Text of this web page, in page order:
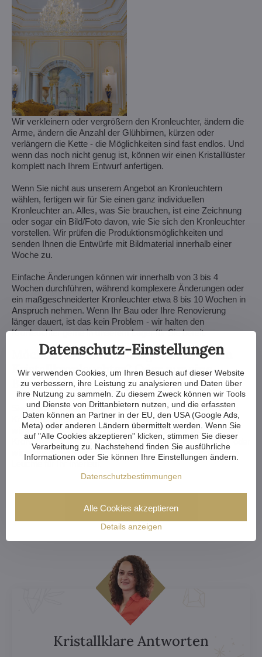
Wir verkleinern oder vergrößern den Kronleuchter, ändern die
Arme, ändern die Anzahl der Glühbirnen, kürzen oder
verlängern die Kette - die Möglichkeiten sind fast endlos. Und
wenn das noch nicht genug ist, können wir einen Kristalllüster
komplett nach Ihrem Entwurf anfertigen.
Wenn Sie nicht aus unserem Angebot an Kronleuchtern
wählen, fertigen wir für Sie einen ganz individuellen
Kronleuchter an. Alles, was Sie brauchen, ist eine Zeichnung
oder sogar ein Bild/Foto davon, wie Sie sich den Kronleuchter
vorstellen. Wir prüfen die Produktionsmöglichkeiten und
senden Ihnen die Entwürfe mit Bildmaterial innerhalb einer
Woche zu.
Einfache Änderungen können wir innerhalb von 3 bis 4
Wochen durchführen, während komplexere Änderungen oder
ein maßgeschneiderter Kronleuchter etwa 8 bis 10 Wochen in
Anspruch nehmen. Wenn Ihr Bau oder Ihre Renovierung
länger dauert, ist das kein Problem - wir halten den
Kronleuchter gerne in unserem Lager für Sie bereit.
Möchten Sie einen maßgeschneiderten
Kristallkronleuchter? Oder nur eine
Beratung?
Sie sind Architekt, Designer oder auf der Suche nach einem
Kristalllüster für Ihr eigenes Zuhause, lassen Sie es uns
wissen. Wir beraten Sie gerne bei der Auswahl des richtigen
Kronleuchters und den Möglichkeiten, ihn zu modifizieren, oder
wir entwerfen gemeinsam mit Ihnen einemaßgeschneiderte
Mehr hier
Kristallklare Antworten
Datenschutz-Einstellungen
Wir verwenden Cookies, um Ihren Besuch auf dieser Website
zu verbessern, ihre Leistung zu analysieren und Daten über
ihre Nutzung zu sammeln. Zu diesem Zweck können wir Tools
und Dienste von Drittanbietern nutzen, und die erfassten
Daten können an Partner in der EU, den USA (Google Ads,
Meta) oder anderen Ländern übermittelt werden. Wenn Sie
auf "Alle Cookies akzeptieren" klicken, stimmen Sie dieser
Verarbeitung zu. Nachstehend finden Sie ausführliche
Informationen oder Sie können Ihre Einstellungen ändern.
Datenschutzbestimmungen
Details anzeigen
Alle Cookies akzeptieren